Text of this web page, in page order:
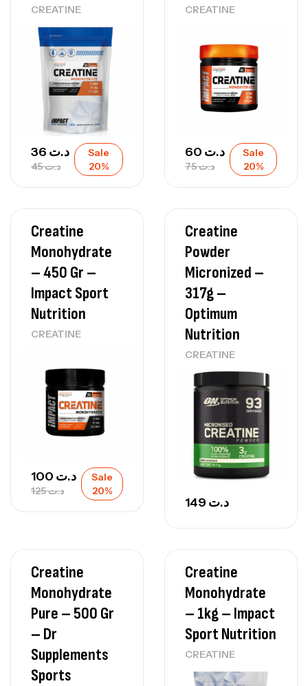
CREATINE
د.ت45
د.ت
Sale
20%
CREATINE
د.ت75
د.ت
Sale
20%
Creatine
Monohydrate
– 450 Gr –
Impact Sport
Nutrition
CREATINE
د.ت125
د.ت
Sale
20%
Creatine
Powder
Micronized –
317g –
Optimum
Nutrition
CREATINE
د.ت
Creatine
Monohydrate
Pure – 500 Gr
– Dr
Supplements
Sports
Creatine
Monohydrate
– 1kg – Impact
Sport Nutrition
CREATINE